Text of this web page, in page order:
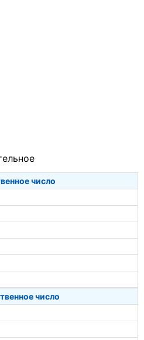
число
число